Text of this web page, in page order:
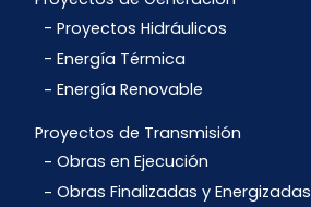
Proyectos Hidráulicos
Energía Térmica
Energía Renovable
Proyectos de Transmisión
Obras en Ejecución
Obras Finalizadas y Energizadas